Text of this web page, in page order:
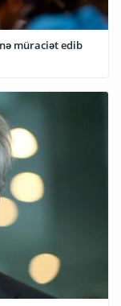
müraciət edib